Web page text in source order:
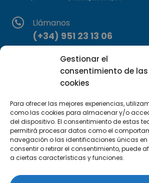
Gestionar el
consentimiento de las
cookies
Para ofrecer las mejores experiencias,
como las cookies para almacenar y/o
del dispositivo. El consentimiento de estas
permitirá procesar datos como el
navegación o las identificaciones únicas en
consentir o retirar el consentimiento, puede
a ciertas características y funciones.
Llámanos
(+34) 951 23 13 06
Escríbenos
info@apte.org
Encuéntranos
C/Marie Curie, 35
29590 Campanillas,